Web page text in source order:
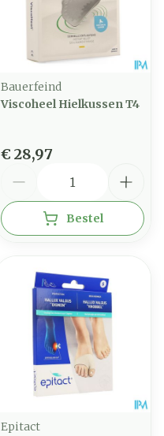
Bauerfeind
Viscoheel Hielkussen T4
€ 28,97
Bestel
Epitact